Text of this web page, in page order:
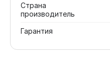
Страна
производитель
Гарантия